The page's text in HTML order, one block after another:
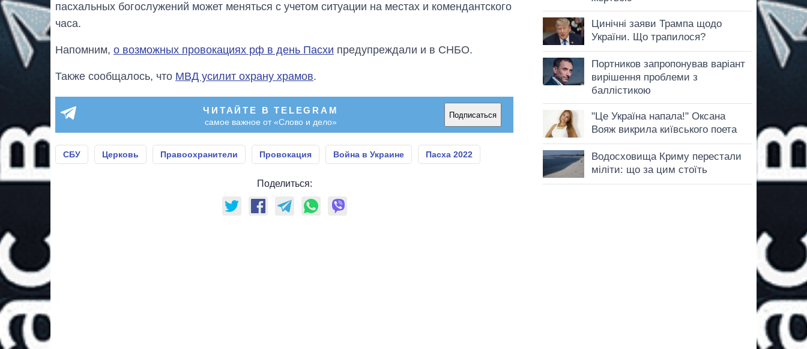
пасхальных богослужений может меняться с учетом ситуации на местах и комендантского
часа.
Напомним, о возможных провокациях рф в день Пасхи предупреждали и в СНБО.
Также сообщалось, что МВД усилит охрану храмов.
ЧИТАЙТЕ В TELEGRAM
самое важное от «Слово и дело»
Подписаться
СБУ Церковь Правоохранители Провокация Война в Украине Пасха 2022
Поделиться: